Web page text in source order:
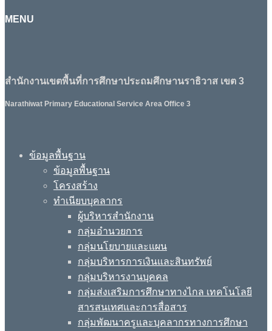
MENU
สำนักงานเขตพื้นที่การศึกษาประถมศึกษานราธิวาส เขต 3
Narathiwat Primary Educational Service Area Office 3
ข้อมูลพื้นฐาน
ข้อมูลพื้นฐาน
โครงสร้าง
ทำเนียบบุคลากร
ผู้บริหารสำนักงาน
กลุ่มอำนวยการ
กลุ่มนโยบายและแผน
กลุ่มบริหารการเงินและสินทรัพย์
กลุ่มบริหารงานบุคคล
กลุ่มส่งเสริมการศึกษาทางไกล เทคโนโลยี
สารสนเทศและการสื่อสาร
กลุ่มพัฒนาครูและบุคลากรทางการศึกษา